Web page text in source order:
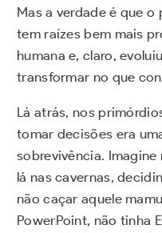
Mas a verdade é que
tem raízes bem mais
humana e, claro,
transformar no que
Lá atrás, nos
tomar decisões era
sobrevivência. Imagine
lá nas cavernas,
não caçar aquele
PowerPoint, não tinha